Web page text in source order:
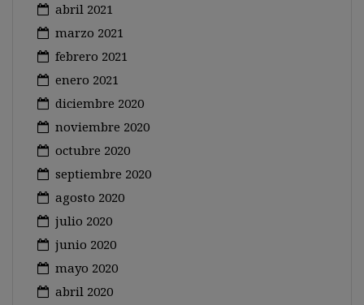
abril 2021
marzo 2021
febrero 2021
enero 2021
diciembre 2020
noviembre 2020
octubre 2020
septiembre 2020
agosto 2020
julio 2020
junio 2020
mayo 2020
abril 2020